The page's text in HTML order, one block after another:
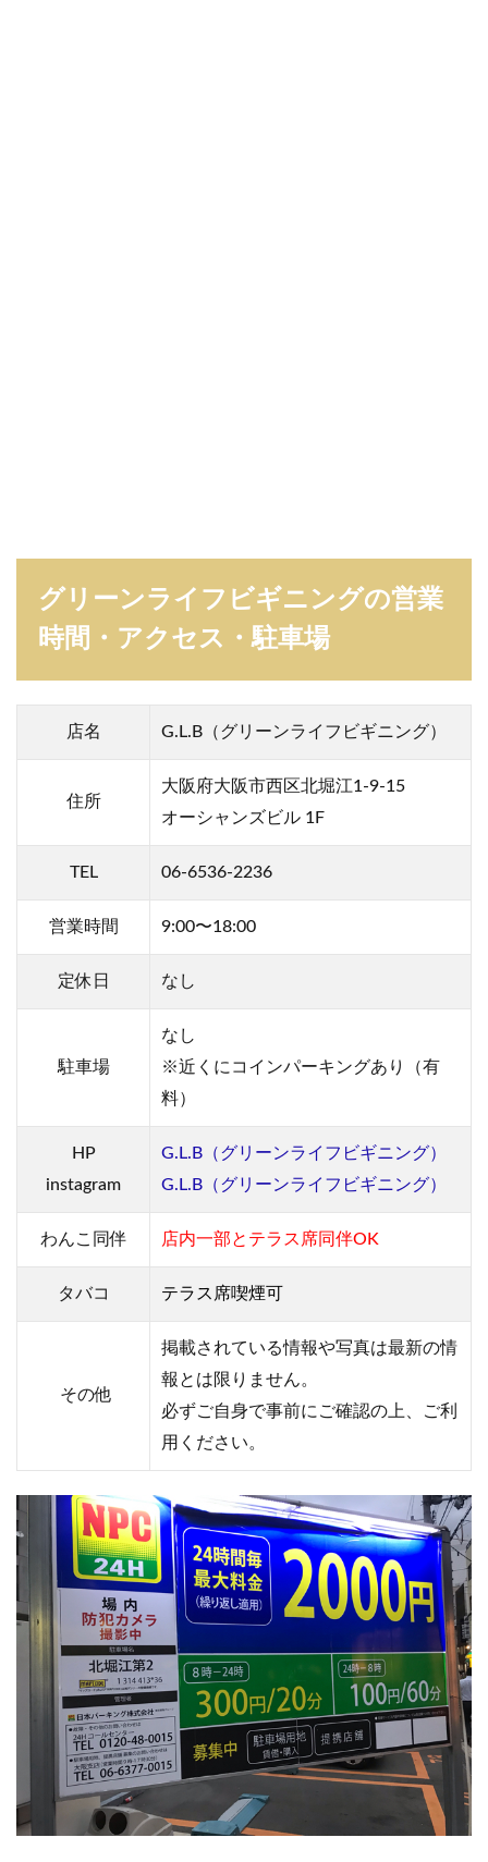
グリーンライフビギニングの営業
時間・アクセス・駐車場
店名 G.L.B（グリーンライフビギニング）
住所
大阪府大阪市西区北堀江1-9-15
オーシャンズビル 1F
TEL 06-6536-2236
営業時間 9:00〜18:00
定休日 なし
駐車場
なし
※近くにコインパーキングあり（有
料）
HP
instagram
G.L.B（グリーンライフビギニング）
G.L.B（グリーンライフビギニング）
わんこ同伴 店内一部とテラス席同伴OK
タバコ テラス席喫煙可
その他
掲載されている情報や写真は最新の情
報とは限りません。
必ずご自身で事前にご確認の上、ご利
用ください。